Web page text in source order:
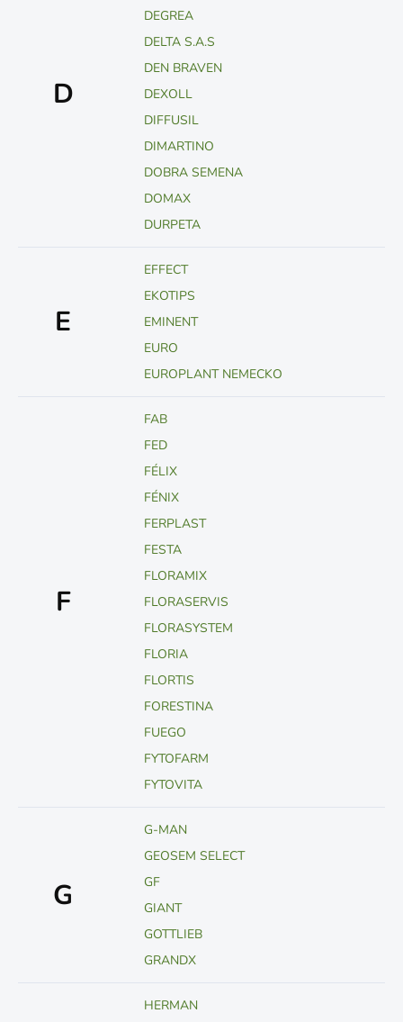
D
DEGREA
DELTA S.A.S
DEN BRAVEN
DEXOLL
DIFFUSIL
DIMARTINO
DOBRA SEMENA
DOMAX
DURPETA
E
EFFECT
EKOTIPS
EMINENT
EURO
EUROPLANT NEMECKO
F
FAB
FED
FÉLIX
FÉNIX
FERPLAST
FESTA
FLORAMIX
FLORASERVIS
FLORASYSTEM
FLORIA
FLORTIS
FORESTINA
FUEGO
FYTOFARM
FYTOVITA
G
G-MAN
GEOSEM SELECT
GF
GIANT
GOTTLIEB
GRANDX
HERMAN